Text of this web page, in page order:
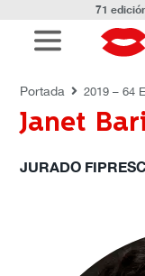
71
Portada 2019 – 64
Janet
JURADO